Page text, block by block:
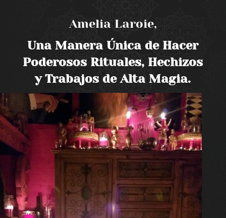
Amelia Laroie,
Una Manera Única de Hacer
Poderosos Rituales, Hechizos
y Trabajos de Alta Magia.